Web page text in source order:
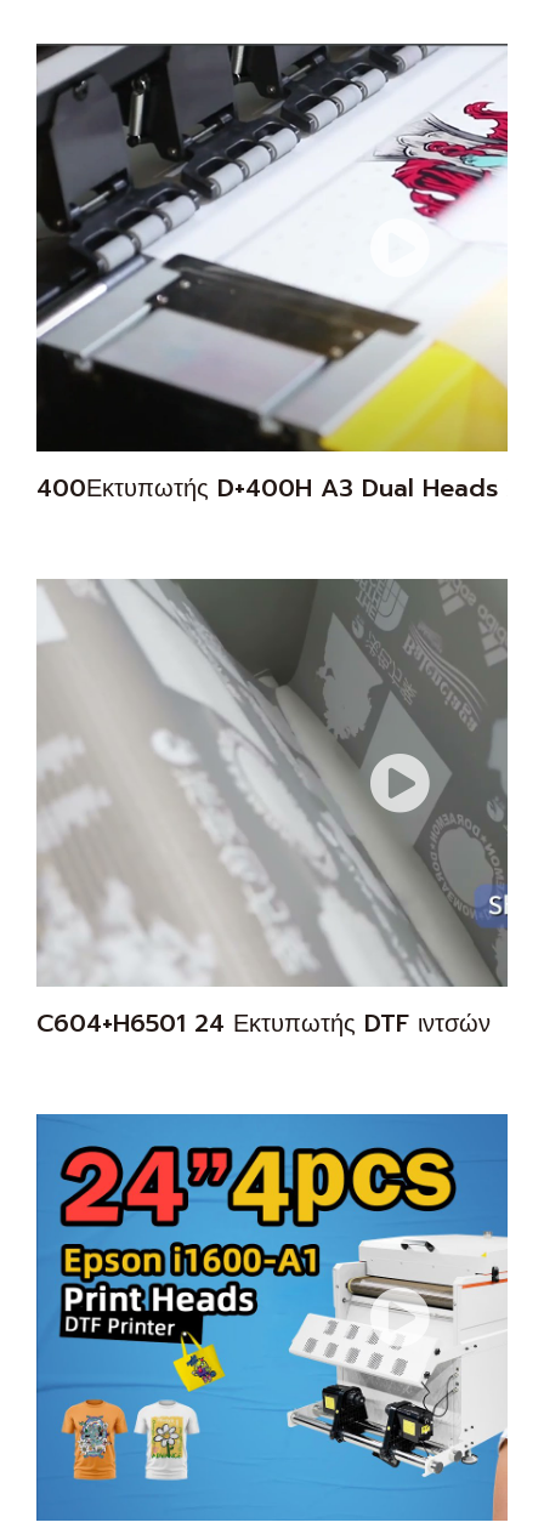
400Εκτυπωτής D+400H A3 Dual Heads
C604+H6501 24 Εκτυπωτής DTF ιντσών